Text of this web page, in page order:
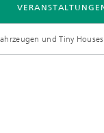
und Tiny